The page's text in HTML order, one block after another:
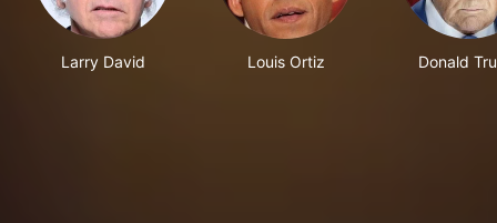
Larry David Louis Ortiz Donald